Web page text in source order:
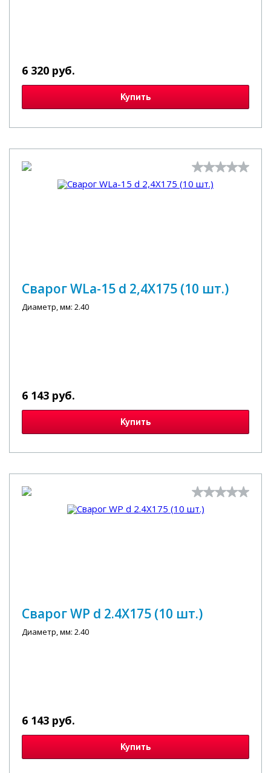
6 320 руб.
Купить
Сварог WLa-15 d 2,4X175 (10 шт.)
Диаметр, мм: 2.40
6 143 руб.
Купить
Сварог WP d 2.4X175 (10 шт.)
Диаметр, мм: 2.40
6 143 руб.
Купить